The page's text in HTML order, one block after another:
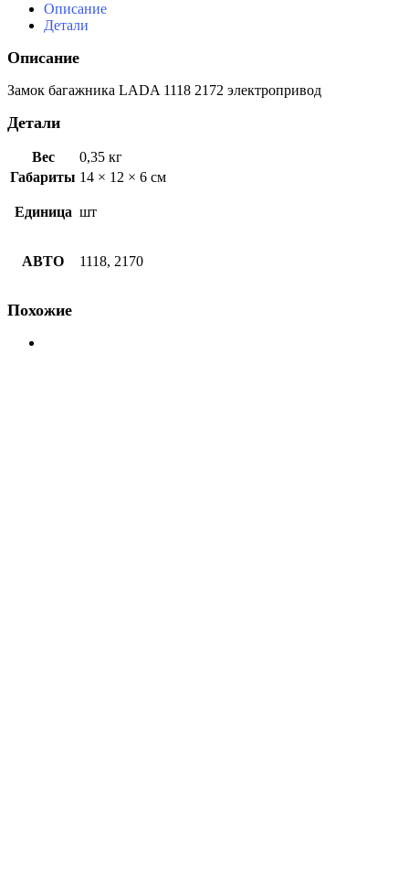
1118
2172
электропривод
Лого-
Описание
Детали
Описание
Замок багажника LADA 1118 2172 электропривод
Детали
Вес
0,35 кг
Габариты 14 × 12 × 6 см
Единица шт
АВТО 1118, 2170
Похожие